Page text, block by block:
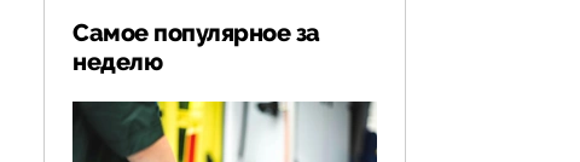
Самое популярное за
неделю